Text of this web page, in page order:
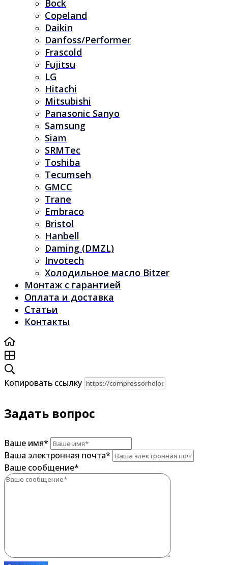
Bock
Copeland
Daikin
Danfoss/Performer
Frascold
Fujitsu
LG
Hitachi
Mitsubishi
Panasonic Sanyo
Samsung
Siam
SRMTec
Toshiba
Tecumseh
GMCC
Trane
Embraco
Bristol
Hanbell
Daming (DMZL)
Invotech
Холодильное масло Bitzer
Монтаж с гарантией
Оплата и доставка
Статьи
Контакты
Копировать ссылку
Задать вопрос
Ваше имя*
Ваша электронная почта*
Ваше сообщение*